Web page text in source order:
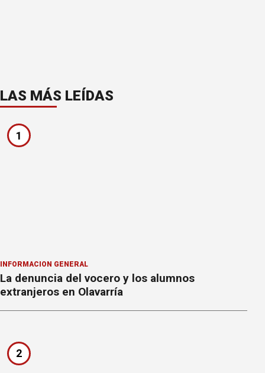
LAS MÁS LEÍDAS
1
INFORMACION GENERAL
La denuncia del vocero y los alumnos
extranjeros en Olavarría
2